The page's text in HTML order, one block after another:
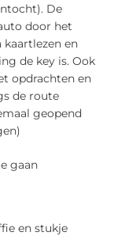
De
door het
kaartlezen en
de key is. Ook
opdrachten en
de route
geopend
gaan
en stukje